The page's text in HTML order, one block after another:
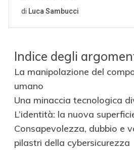
Indice degli
La manipolazione del
umano
Una minaccia tecnologica
L’identità: la nuova
Consapevolezza, dubbio e
pilastri della cybersicurezza